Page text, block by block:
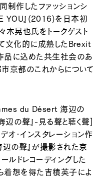
制作したファッションシ
YOU』(2016)を日本初
木晃也氏をトークゲスト
て文化的に成熟したBrexit
品に込めた共生社会のあ
京都のこれからについて
du Désert 海辺の
辺の聲』-見る聲と聴く聲]
・インスタレーション作
の聲』が撮影された京
ドレコーディングした
着想を得た吉積英子によ